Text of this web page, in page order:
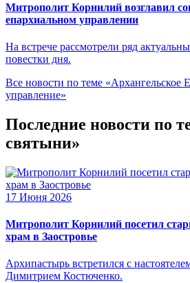
Митрополит Корнилий возглавил
епархиальном управлении
На встрече рассмотрели ряд
повестки дня.
Все новости по теме «Архангельское
управление»
Последние новости по
святыни»
17 Июня 2026
Митрополит Корнилий посетил
храм в Заостровье
Архипастырь встретился с
Димитрием Костюченко.